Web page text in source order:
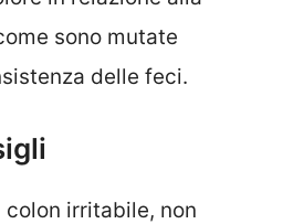
sono mutate
delle feci.
colon irritabile, non